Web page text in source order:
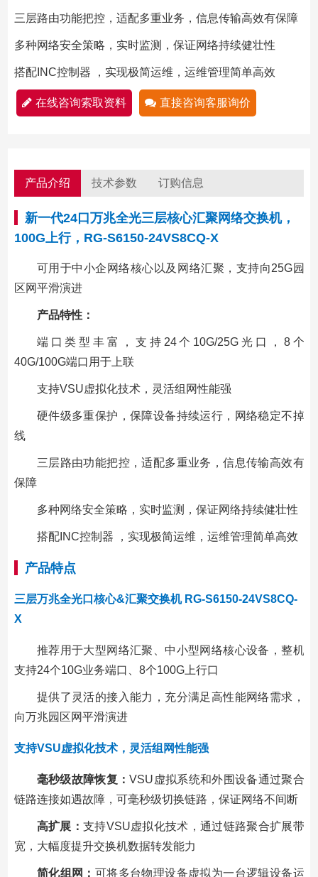
三层路由功能把控，适配多重业务，信息传输高效有保障
多种网络安全策略，实时监测，保证网络持续健壮性
搭配INC控制器 ，实现极简运维，运维管理简单高效
在线咨询索取资料 直接咨询客服询价
产品介绍 技术参数 订购信息
新一代24口万兆全光三层核心汇聚网络交换机，
100G上行，RG-S6150-24VS8CQ-X
可用于中小企网络核心以及网络汇聚，支持向25G园
区网平滑演进
产品特性：
端口类型丰富，支持24个10G/25G光口，8个
40G/100G端口用于上联
支持VSU虚拟化技术，灵活组网性能强
硬件级多重保护，保障设备持续运行，网络稳定不掉
线
三层路由功能把控，适配多重业务，信息传输高效有
保障
多种网络安全策略，实时监测，保证网络持续健壮性
搭配INC控制器 ，实现极简运维，运维管理简单高效
产品特点
三层万兆全光口核心&汇聚交换机 RG-S6150-24VS8CQ-
X
推荐用于大型网络汇聚、中小型网络核心设备，整机
支持24个10G业务端口、8个100G上行口
提供了灵活的接入能力，充分满足高性能网络需求，
向万兆园区网平滑演进
支持VSU虚拟化技术，灵活组网性能强
毫秒级故障恢复：VSU虚拟系统和外围设备通过聚合
链路连接如遇故障，可毫秒级切换链路，保证网络不间断
高扩展：支持VSU虚拟化技术，通过链路聚合扩展带
宽，大幅度提升交换机数据转发能力
简化组网： 可将多台物理设备虚拟为一台逻辑设备运